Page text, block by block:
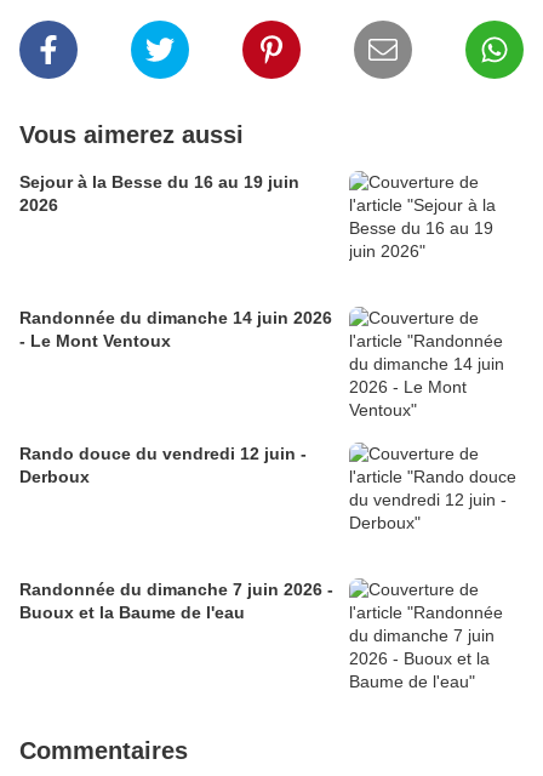
Vous aimerez aussi
Sejour à la Besse du 16 au 19 juin
2026
Randonnée du dimanche 14 juin 2026
- Le Mont Ventoux
Rando douce du vendredi 12 juin -
Derboux
Randonnée du dimanche 7 juin 2026 -
Buoux et la Baume de l'eau
Commentaires